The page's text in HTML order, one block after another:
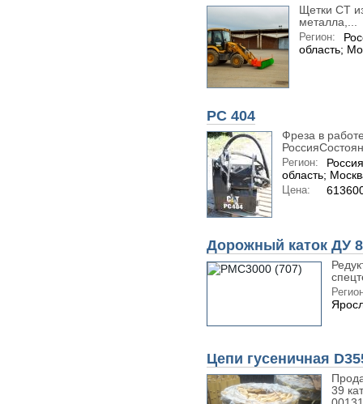
Щетки СТ
металла,...
Регион:
область;
PC 404
Фреза в
Регион:
область;
Цена:
Дорожный каток ДУ
Цепи гусеничная
39